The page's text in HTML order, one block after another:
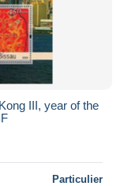
III, year of the
Particulier